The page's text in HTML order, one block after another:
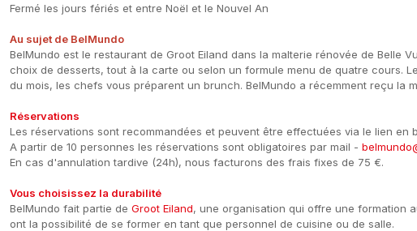
Fermé les jours fériés et entre Noël et le Nouvel An
Au sujet de BelMundo
BelMundo est le restaurant de Groot Eiland dans la malterie rénovée de Belle
choix de desserts, tout à la carte ou selon un formule menu de quatre cours.
du mois, les chefs vous préparent un brunch. BelMundo a récemment reçu la
Réservations
Les réservations sont recommandées et peuvent être effectuées via le lien en
A partir de 10 personnes les réservations sont obligatoires par mail -
En cas d'annulation tardive (24h), nous facturons des frais fixes de 75 €.
Vous choisissez la durabilité
BelMundo fait partie de Groot Eiland, une organisation qui offre une formation
ont la possibilité de se former en tant que personnel de cuisine ou de salle.